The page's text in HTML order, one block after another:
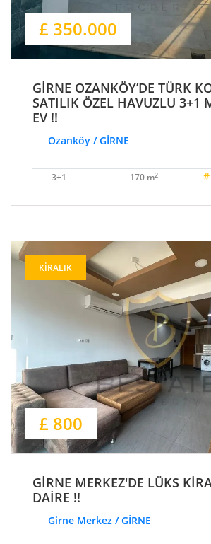
£ 350.000
GİRNE OZANKÖY’DE TÜRK
SATILIK ÖZEL HAVUZLU 3+1
EV !!
Ozanköy / GİRNE
3+1 170 m2 #
KIRALIK
£ 800
GİRNE MERKEZ'DE LÜKS
DAİRE !!
Girne Merkez / GİRNE